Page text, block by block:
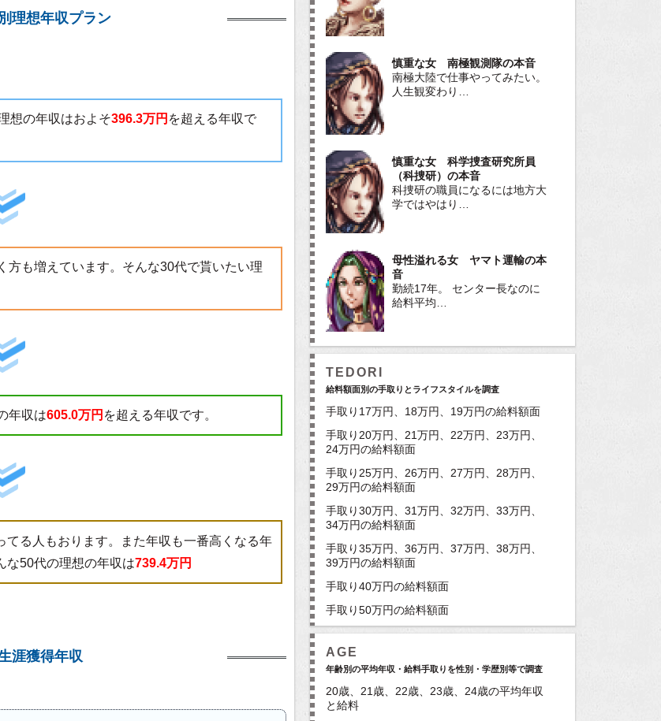
理想年収プラン
想の年収はおよそ396.3万円 を超える年収で
方も増えています。そんな30代で貰いたい理
年収は605.0万円 を超える年収です。
る人もおります。また年収も一番高くなる年
な50代の理想の年収は739.4万円
涯獲得年収
慎重な女 南極観測隊の本音
南極大陸で仕事やってみたい。
人生観変わり…
慎重な女 科学捜査研究所員
（科捜研）の本音
科捜研の職員になるには地方大
学ではやはり…
母性溢れる女 ヤマト運輸の本
音
勤続17年。 センター長なのに
給料平均…
TEDORI
給料額面別の手取りとライフスタイルを調査
手取り17万円、18万円、19万円の給料額面
手取り20万円、21万円、22万円、23万円、
24万円の給料額面
手取り25万円、26万円、27万円、28万円、
29万円の給料額面
手取り30万円、31万円、32万円、33万円、
34万円の給料額面
手取り35万円、36万円、37万円、38万円、
39万円の給料額面
手取り40万円の給料額面
手取り50万円の給料額面
AGE
年齢別の平均年収・給料手取りを性別・学歴別等で調査
20歳、21歳、22歳、23歳、24歳の平均年収
と給料